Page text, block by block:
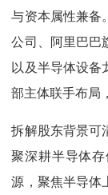
与资本属性兼备
公司、阿里巴巴
以及半导体设备
部主体联手布局
拆解股东背景可
聚深耕半导体
源，聚焦半导体